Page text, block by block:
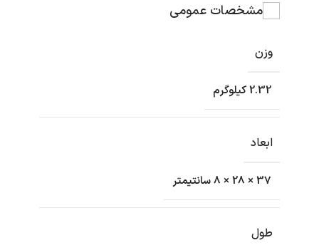
مشخصات عمومی
وزن
2.32 کیلوگرم
ابعاد
37 × 28 × 8 سانتیمتر
طول